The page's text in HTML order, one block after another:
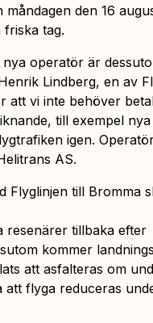
måndagen den 16
tag.
operatör är
Lindberg, en av
att vi inte behöver
till exempel
igen.
AS.
Flyglinjen till Bromma
resenärer tillbaka efter
kommer
att asfalteras om
att flyga reduceras